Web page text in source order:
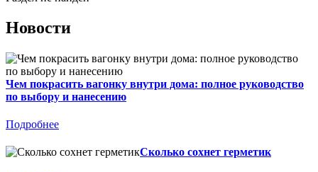
Новости
Чем покрасить вагонку внутри дома: полное руководство
по выбору и нанесению
Подробнее
Сколько сохнет герметик